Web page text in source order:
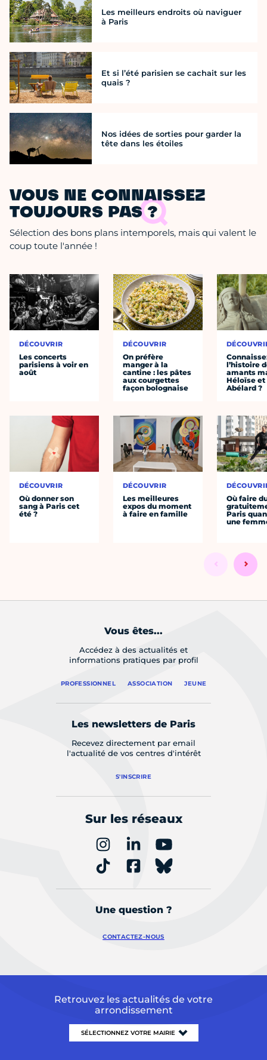
Les meilleurs endroits où naviguer
à Paris
Et si l’été parisien se cachait sur les
quais ?
Nos idées de sorties pour garder la
tête dans les étoiles
VOUS NE CONNAISSEZ
TOUJOURS PAS ?
Sélection des bons plans intemporels, mais qui valent le
coup toute l'année !
DÉCOUVRIR
Les concerts
parisiens à voir en
août
DÉCOUVRIR
Où donner son
sang à Paris cet
été ?
DÉCOUVRIR
On préfère
manger à la
cantine : les pâtes
aux courgettes
façon bolognaise
DÉCOUVRIR
Les meilleures
expos du moment
à faire en famille
l’histoire
amants
Héloïse et
Abélard ?
Où faire
Paris
une
Vous êtes...
Accédez à des actualités et
informations pratiques par profil
PROFESSIONNEL ASSOCIATION JEUNE
Les newsletters de Paris
Recevez directement par email
l'actualité de vos centres d'intérêt
S'INSCRIRE
Sur les réseaux
Une question ?
CONTACTEZ-NOUS
Retrouvez les actualités de votre
arrondissement